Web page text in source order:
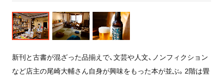
新刊と古書が混ざった品揃えで、文芸や人文、ノンフィクション
など店主の尾崎大輔さん自身が興味をもった本が並ぶ。2階は畳